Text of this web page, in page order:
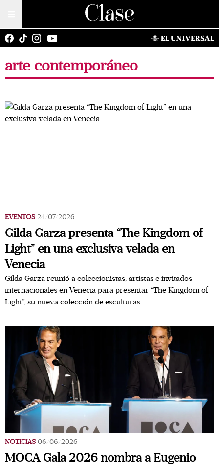
arte contemporáneo
EVENTOS 24/07/2026
Gilda Garza presenta “The Kingdom of
Light” en una exclusiva velada en
Venecia
Gilda Garza reunió a coleccionistas, artistas e invitados
internacionales en Venecia para presentar “The Kingdom of
Light”, su nueva colección de esculturas
NOTICIAS 06/06/2026
MOCA Gala 2026 nombra a Eugenio